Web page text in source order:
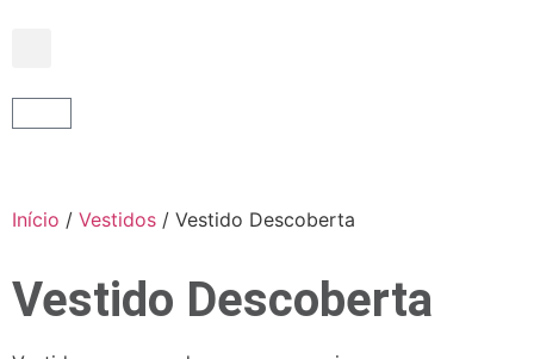
Início / Vestidos / Vestido Descoberta
Vestido Descoberta